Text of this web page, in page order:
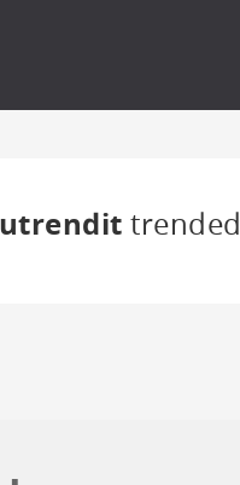
trended